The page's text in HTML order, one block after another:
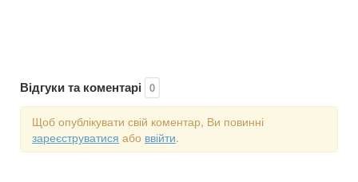
Відгуки та коментарі 0
Щоб опублікувати свій коментар, Ви повинні
зареєструватися або ввійти.